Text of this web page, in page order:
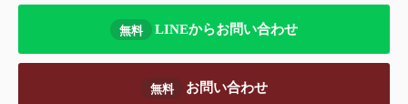
無料 LINEからお問い合わせ
無料 お問い合わせ